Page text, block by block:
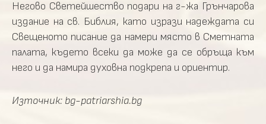
Негово Светейшество подари на г-жа Грънчарова
издание на св. Библия, като изрази надеждата си
Свещеното писание да намери място в Сметната
палата, където всеки да може да се обръща към
него и да намира духовна подкрепа и ориентир.
Източник: bg-patriarshia.bg